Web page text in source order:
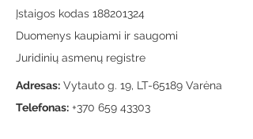
Įstaigos kodas 188201324
Duomenys kaupiami ir saugomi
Juridinių asmenų registre
Adresas: Vytauto g. 19, LT-65189 Varėna
Telefonas: +370 659 43303